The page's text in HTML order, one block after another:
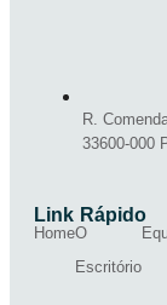
R.
33600-000
Link Rápido
HomeO
Escritório